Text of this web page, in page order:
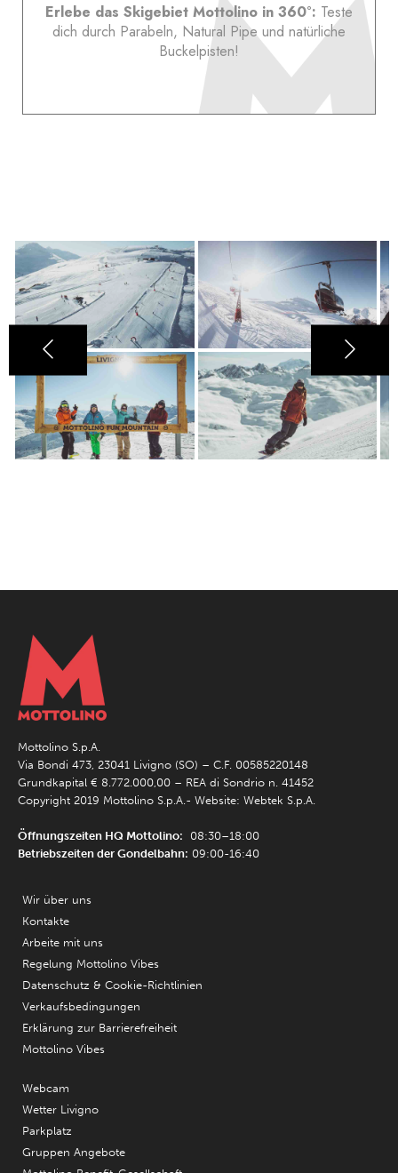
Erlebe das Skigebiet Mottolino in 360°: Teste
dich durch Parabeln, Natural Pipe und natürliche
Buckelpisten!
Mottolino S.p.A.
Via Bondi 473, 23041 Livigno (SO) – C.F. 00585220148
Grundkapital € 8.772.000,00 – REA di Sondrio n. 41452
Copyright 2019 Mottolino S.p.A.- Website: Webtek S.p.A.
Öffnungszeiten HQ Mottolino: 08:30–18:00
Betriebszeiten der Gondelbahn: 09:00-16:40
Wir über uns
Kontakte
Arbeite mit uns
Regelung Mottolino Vibes
Datenschutz & Cookie-Richtlinien
Verkaufsbedingungen
Erklärung zur Barrierefreiheit
Mottolino Vibes
Webcam
Wetter Livigno
Parkplatz
Gruppen Angebote